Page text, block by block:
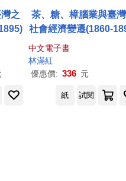
之
茶、糖、樟腦業與臺
社會經濟變遷(1860-
(電子書)
中文電子書
林滿紅
優惠價: 336 元
紙 試閱